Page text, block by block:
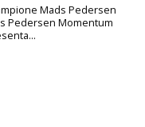
Mads Pedersen
Pedersen Momentum